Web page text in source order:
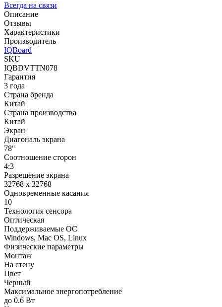
Всегда на связи
Описание
Отзывы
Характеристики
Производитель
IQBoard
SKU
IQBDVTTN078
Гарантия
3 года
Страна бренда
Китай
Страна производства
Китай
Экран
Диагональ экрана
78"
Соотношение сторон
4:3
Разрешение экрана
32768 x 32768
Одновременные касания
10
Технология сенсора
Оптическая
Поддерживаемые ОС
Windows, Mac OS, Linux
Физические параметры
Монтаж
На стену
Цвет
Черный
Максимальное энергопотребление
до 0.6 Вт